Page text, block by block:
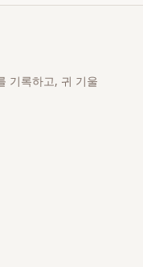
기록하고, 귀 기울